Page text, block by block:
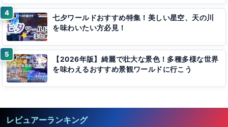
七夕ワールドおすすめ特集！美しい星空、天の川
を味わいたい方必見！
【2026年版】綺麗で壮大な景色！多種多様な世界
を味わえるおすすめ景観ワールドに行こう
レビュアーランキング